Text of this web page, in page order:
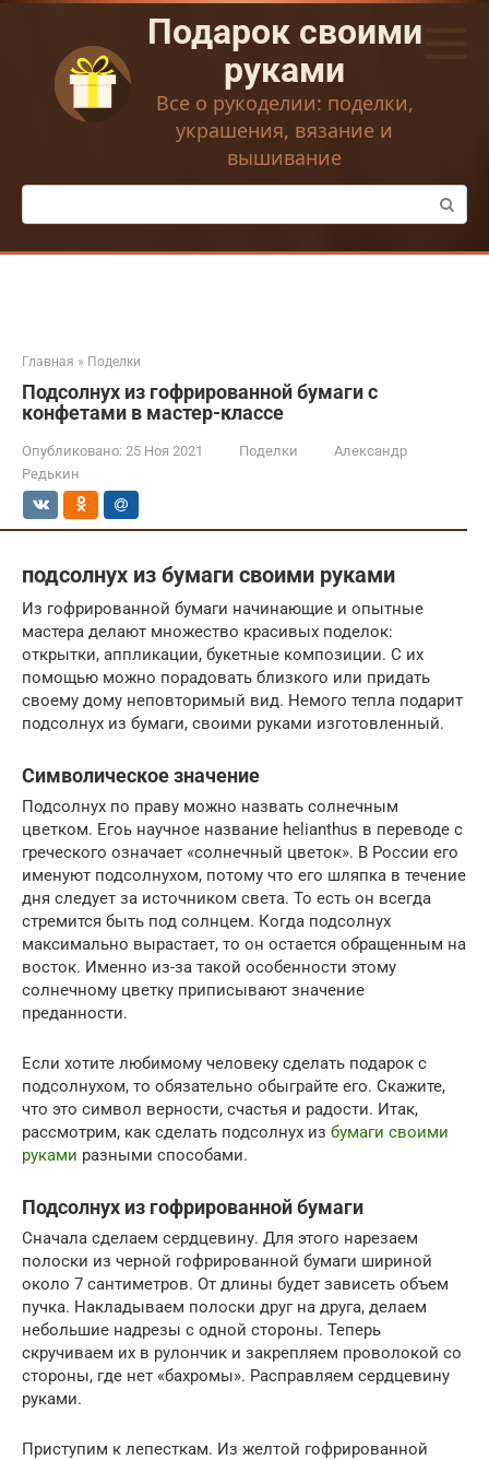
Перейти
контенту
Подарок своими
руками
Все о рукоделии: поделки,
украшения, вязание и
вышивание
Поиск:
Главная » Поделки
Подсолнух из гофрированной бумаги с
конфетами в мастер-классе
Опубликовано: 25 Ноя 2021 Поделки
Александр
Редькин
подсолнух из бумаги своими руками
Из гофрированной бумаги начинающие и опытные
мастера делают множество красивых поделок:
открытки, аппликации, букетные композиции. С их
помощью можно порадовать близкого или придать
своему дому неповторимый вид. Немого тепла подарит
подсолнух из бумаги, своими руками изготовленный.
Символическое значение
Подсолнух по праву можно назвать солнечным
цветком. Егоь научное название helianthus в переводе с
греческого означает «солнечный цветок». В России его
именуют подсолнухом, потому что его шляпка в течение
дня следует за источником света. То есть он всегда
стремится быть под солнцем. Когда подсолнух
максимально вырастает, то он остается обращенным на
восток. Именно из-за такой особенности этому
солнечному цветку приписывают значение
преданности.
Если хотите любимому человеку сделать подарок с
подсолнухом, то обязательно обыграйте его. Скажите,
что это символ верности, счастья и радости. Итак,
рассмотрим, как сделать подсолнух из бумаги своими
руками разными способами.
Подсолнух из гофрированной бумаги
Сначала сделаем сердцевину. Для этого нарезаем
полоски из черной гофрированной бумаги шириной
около 7 сантиметров. От длины будет зависеть объем
пучка. Накладываем полоски друг на друга, делаем
небольшие надрезы с одной стороны. Теперь
скручиваем их в рулончик и закрепляем проволокой со
стороны, где нет «бахромы». Расправляем сердцевину
руками.
Приступим к лепесткам. Из желтой гофрированной